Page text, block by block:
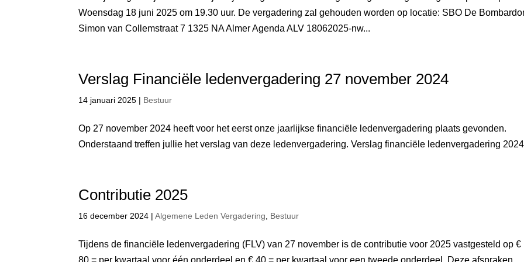
Woensdag 18 juni 2025 om 19.30 uur. De vergadering zal gehouden worden op locatie: SBO De
Simon van Collemstraat 7 1325 NA Almer Agenda ALV 18062025-nw...
Verslag Financiële ledenvergadering 27 november 2024
14 januari 2025 | Bestuur
Op 27 november 2024 heeft voor het eerst onze jaarlijkse financiële ledenvergadering plaats gevonden.
Onderstaand treffen jullie het verslag van deze ledenvergadering. Verslag financiële ledenvergadering 2024
Contributie 2025
16 december 2024 |Algemene Leden Vergadering Bestuur
Tijdens de financiële ledenvergadering (FLV) van 27 november is de contributie voor 2025 vastgesteld op €
80,= per kwartaal voor één onderdeel en € 40,= per kwartaal voor een tweede onderdeel. Deze afspraken